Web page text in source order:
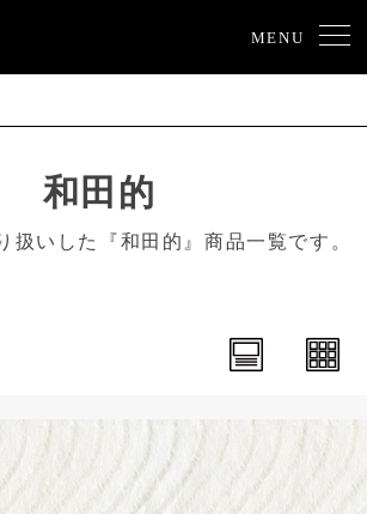
MENU
和田的
扱いした『和田的』商品一覧です。